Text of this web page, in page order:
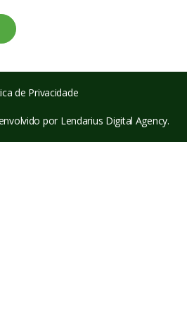
por Lendarius Digital Agency.
de Privacidade